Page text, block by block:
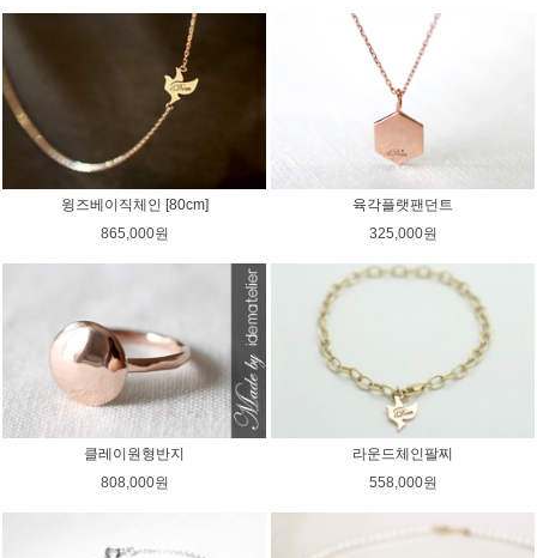
윙즈베이직체인 [80cm]
865,000원
육각플랫팬던트
325,000원
클레이원형반지
808,000원
라운드체인팔찌
558,000원